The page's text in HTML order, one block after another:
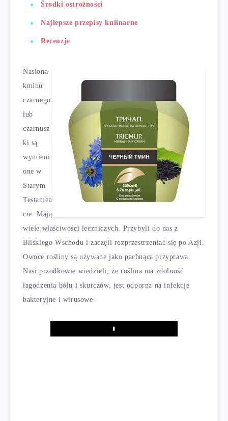
Środki ostrożności
Najlepsze przepisy kulinarne
Recenzje
Nasiona
kminu
czarnego
lub
czarnusz
ki są
wymieni
one w
Starym
Testamen
cie. Mają
wiele właściwości leczniczych. Przybyli do nas z
Bliskiego Wschodu i zaczęli rozprzestrzeniać się po Azji.
Owoce rośliny są używane jako pachnąca przyprawa.
Nasi przodkowie wiedzieli, że roślina ma zdolność
łagodzenia bólu i skurczów, jest odporna na infekcje
bakteryjne i wirusowe.
Play